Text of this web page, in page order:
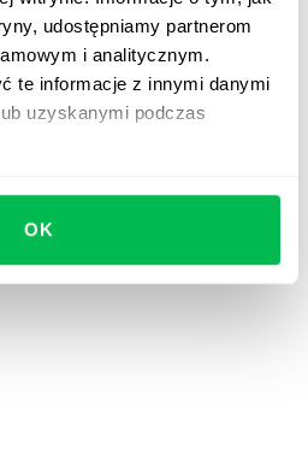
udostępniamy partnerom
i analitycznym.
te informacje z innymi danymi
uzyskanymi podczas
OK